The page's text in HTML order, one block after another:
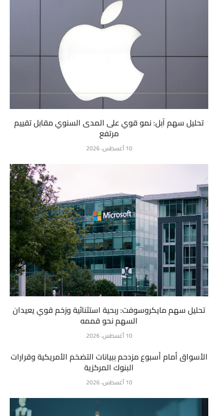
تحليل سهم آبل: نمو قوي على المدى السنوي مقابل تقييم
مرتفع
10 أغسطس، 2026
تحليل سهم مايكروسوفت: ربحية استثنائية وزخم قوي يعيدان
السهم نحو قممه
10 أغسطس، 2026
الأسواق أمام أسبوع مزدحم ببيانات التضخم الأمريكية وقرارات
البنوك المركزية
10 أغسطس، 2026